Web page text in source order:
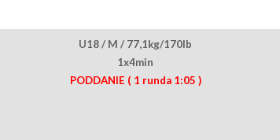
U18 / M / 77,1kg/170lb
1x4min
PODDANIE ( 1 runda 1:05 )